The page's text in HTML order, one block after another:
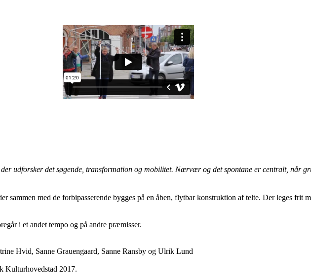
udforsker det søgende, transformation og mobilitet. Nærvær og det spontane er centralt, når
sammen med de forbipasserende bygges på en åben, flytbar konstruktion af telte. Der leges
i et andet tempo og på andre præmisser.
Hvid, Sanne Grauengaard, Sanne Ransby og Ulrik Lund
Kulturhovedstad 2017.